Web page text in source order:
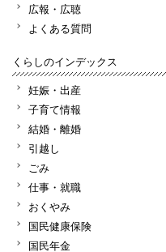
広報・広聴
よくある質問
くらしのインデックス
妊娠・出産
子育て情報
結婚・離婚
引越し
ごみ
仕事・就職
おくやみ
国民健康保険
国民年金